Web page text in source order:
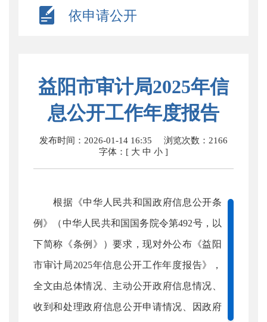
依申请公开
益阳市审计局2025年信
息公开工作年度报告
发布时间：2026-01-14 16:35 浏览次数： 2166
字体：[ 大 中 小 ]
根据《中华人民共和国政府信息公开条
例》（中华人民共和国国务院令第492号，以
下简称《条例》）要求，现对外公布《益阳
市审计局2025年信息公开工作年度报告》，
全文由总体情况、主动公开政府信息情况、
收到和处理政府信息公开申请情况、因政府